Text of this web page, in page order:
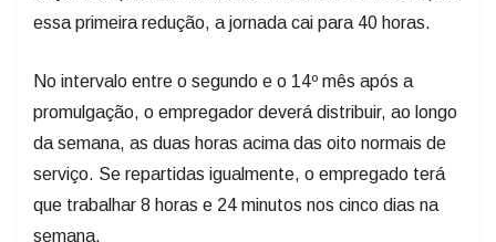
essa primeira redução, a jornada cai para 40 horas.
No intervalo entre o segundo e o 14º mês após a
promulgação, o empregador deverá distribuir, ao longo
da semana, as duas horas acima das oito normais de
serviço. Se repartidas igualmente, o empregado terá
que trabalhar 8 horas e 24 minutos nos cinco dias na
semana.